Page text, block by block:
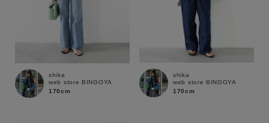
shika
web store BINGOYA
170cm
shika
web store BINGOYA
170cm